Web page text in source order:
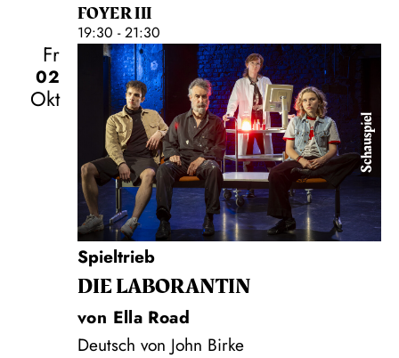
FOYER III
19:30 - 21:30
Fr
02
Okt
Schauspiel
Spieltrieb
DIE LA­BO­RAN­TIN
von Ella Road
Deutsch von John Birke